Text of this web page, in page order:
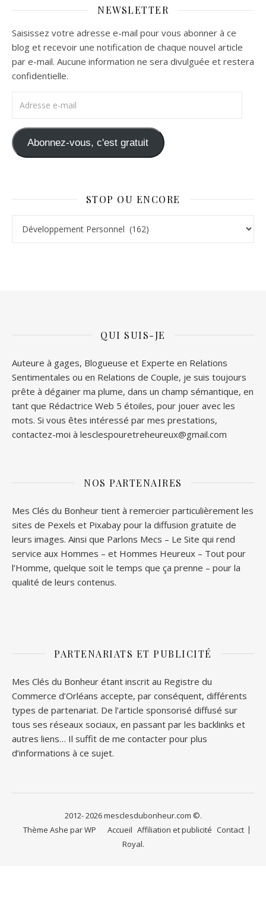
NEWSLETTER
Saisissez votre adresse e-mail pour vous abonner à ce
blog et recevoir une notification de chaque nouvel article
par e-mail. Aucune information ne sera divulguée et restera
confidentielle.
Abonnez-vous, c'est gratuit
STOP OU ENCORE
QUI SUIS-JE
Auteure à gages, Blogueuse et Experte en Relations
Sentimentales ou en Relations de Couple, je suis toujours
prête à dégainer ma plume, dans un champ sémantique, en
tant que Rédactrice Web 5 étoiles, pour jouer avec les
mots. Si vous êtes intéressé par mes prestations,
contactez-moi à lesclespouretreheureux@gmail.com
NOS PARTENAIRES
Mes Clés du Bonheur tient à remercier particulièrement les
sites de Pexels et Pixabay pour la diffusion gratuite de
leurs images. Ainsi que Parlons Mecs – Le Site qui rend
service aux Hommes – et Hommes Heureux – Tout pour
l’Homme, quelque soit le temps que ça prenne – pour la
qualité de leurs contenus.
PARTENARIATS ET PUBLICITÉ
Mes Clés du Bonheur étant inscrit au Registre du
Commerce d’Orléans accepte, par conséquent, différents
types de partenariat. De l’article sponsorisé diffusé sur
tous ses réseaux sociaux, en passant par les backlinks et
autres liens… Il suffit de me contacter pour plus
d’informations à ce sujet.
2012- 2026 mesclesdubonheur.com ©.
Accueil Affiliation et publicité Contact
Thème Ashe parWP
Royal.